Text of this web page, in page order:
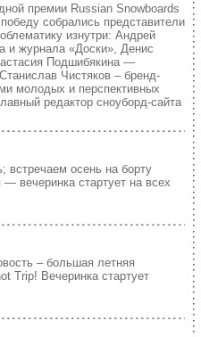
премии Russian Snowboards
собрались представители
изнутри: Андрей
и журнала «Доски», Денис
Подшибякина —
Чистяков – бренд-
молодых и перспективных
редактор сноуборд-сайта
встречаем осень на борту
вечеринка стартует на всех
– большая летняя
Trip! Вечеринка стартует